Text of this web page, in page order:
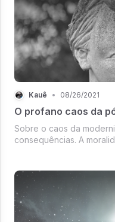
Kauê • 08/26/2021
O profano caos da
Sobre o caos da
consequências. A